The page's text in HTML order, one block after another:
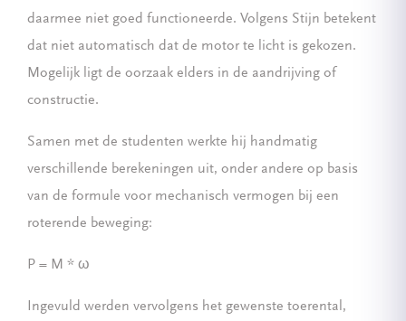
daarmee niet goed functioneerde. Volgens Stijn betekent
dat niet automatisch dat de motor te licht is gekozen.
Mogelijk ligt de oorzaak elders in de aandrijving of
constructie.
Samen met de studenten werkte hij handmatig
verschillende berekeningen uit, onder andere op basis
van de formule voor mechanisch vermogen bij een
roterende beweging:
P = M * ω
Ingevuld werden vervolgens het gewenste toerental,